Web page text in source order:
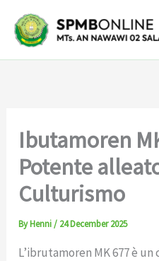
content
Ibutamoren
Potente
Culturismo
ByHenni/ 24 December 2025
L’ibrutamoren MK 677 è